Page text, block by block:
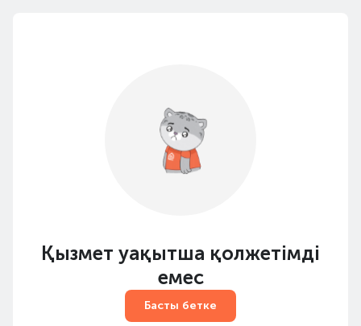
Қызмет уақытша қолжетімді
емес
Басты бетке